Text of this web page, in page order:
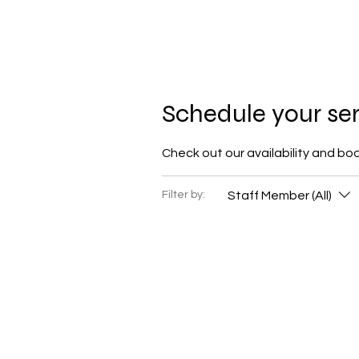
Schedule your
Check out our availability and
Filter by: Staff Member (All)